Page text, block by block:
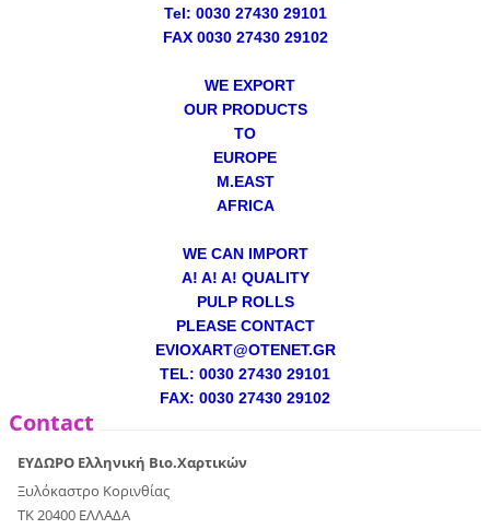
Tel: 0030 27430 29101
FAX 0030 27430 29102
WE EXPORT
OUR PRODUCTS
TO
EUROPE
M.EAST
AFRICA
WE CAN IMPORT
A! A! A! QUALITY
PULP ROLLS
PLEASE CONTACT
EVIOXART@OTENET.GR
TEL: 0030 27430 29101
FAX: 0030 27430 29102
Contact
ΕΥΔΩΡΟ Ελληνική Βιο.Χαρτικών
Ξυλόκαστρο Κορινθίας
ΤΚ 20400 ΕΛΛΑΔΑ